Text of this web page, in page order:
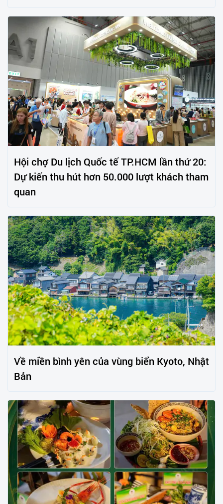
Hội chợ Du lịch Quốc tế TP.HCM lần thứ 20:
Dự kiến thu hút hơn 50.000 lượt khách tham
quan
Về miền bình yên của vùng biển Kyoto, Nhật
Bản